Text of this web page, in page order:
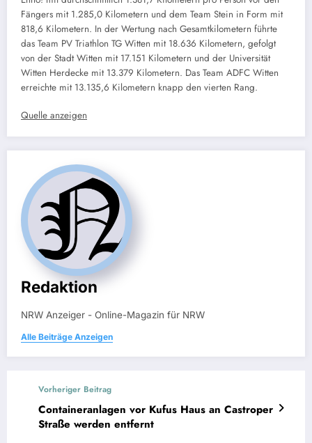
Fängers mit 1.285,0 Kilometern und dem Team Stein in Form mit
818,6 Kilometern. In der Wertung nach Gesamtkilometern führte
das Team PV Triathlon TG Witten mit 18.636 Kilometern, gefolgt
von der Stadt Witten mit 17.151 Kilometern und der Universität
Witten Herdecke mit 13.379 Kilometern. Das Team ADFC Witten
erreichte mit 13.135,6 Kilometern knapp den vierten Rang.
Quelle anzeigen
Redaktion
NRW Anzeiger - Online-Magazin für NRW
Alle Beiträge Anzeigen
Vorheriger Beitrag
Containeranlagen vor Kufus Haus an Castroper
Straße werden entfernt